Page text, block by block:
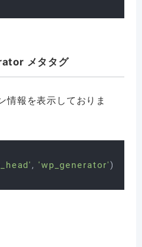
メタタグ
報を表示しておりま
, 'wp_generator'